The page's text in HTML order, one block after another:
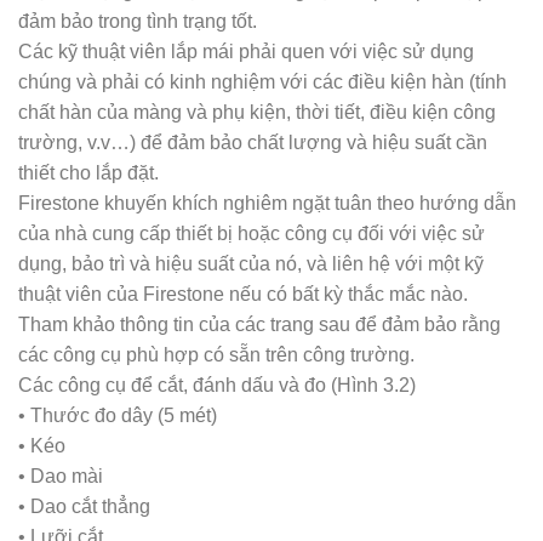
đảm bảo trong tình trạng tốt.
Các kỹ thuật viên lắp mái phải quen với việc sử dụng
chúng và phải có kinh nghiệm với các điều kiện hàn (tính
chất hàn của màng và phụ kiện, thời tiết, điều kiện công
trường, v.v…) để đảm bảo chất lượng và hiệu suất cần
thiết cho lắp đặt.
Firestone khuyến khích nghiêm ngặt tuân theo hướng dẫn
của nhà cung cấp thiết bị hoặc công cụ đối với việc sử
dụng, bảo trì và hiệu suất của nó, và liên hệ với một kỹ
thuật viên của Firestone nếu có bất kỳ thắc mắc nào.
Tham khảo thông tin của các trang sau để đảm bảo rằng
các công cụ phù hợp có sẵn trên công trường.
Các công cụ để cắt, đánh dấu và đo (Hình 3.2)
• Thước đo dây (5 mét)
• Kéo
• Dao mài
• Dao cắt thẳng
• Lưỡi cắt